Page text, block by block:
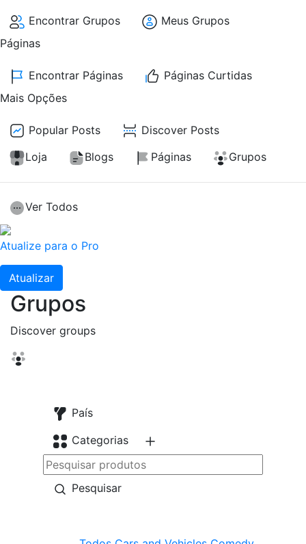
Encontrar Grupos
Meus Grupos
Páginas
Encontrar Páginas
Páginas Curtidas
Mais Opções
Popular Posts
Discover Posts
Loja
Blogs Páginas Grupos
Ver Todos
Atualize para o Pro
Atualizar
Grupos
Discover groups
País
Categorias
Pesquisar